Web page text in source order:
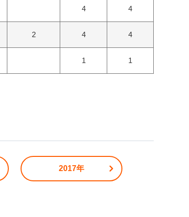
4 4
2 4 4
1 1
2017年